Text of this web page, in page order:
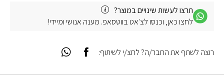
תרצו לעשות שינויים במוצר?
לחצו כאן, וכנסו לצ׳אט בווטסאפ. מענה אנושי ומיידי!
רוצה לשתף את החבר/ה? לחצ/י לשיתוף: